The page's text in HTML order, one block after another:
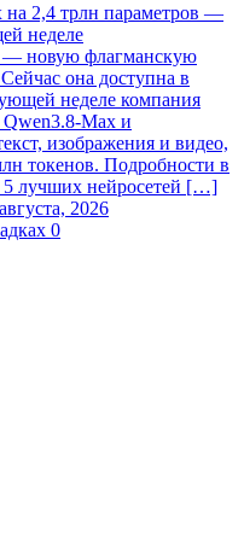
на 2,4 трлн параметров —
неделе
— новую флагманскую
она доступна в
неделе компания
и
изображения и видео,
токенов. Подробности в
5 лучших нейросетей […]
2026
0